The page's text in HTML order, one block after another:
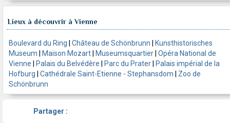
Lieux à découvrir à Vienne
Boulevard du Ring Château de Schönbrunn
Kunsthistorisches
Museum
Maison Mozart Museumsquartier Opéra National de
Vienne
Palais du Belvédère Parc du Prater
Palais impérial de la
Hofburg
Cathédrale Saint-Etienne - Stephansdom
Zoo de
Schönbrunn
Partager :